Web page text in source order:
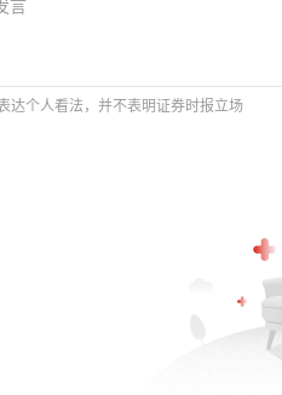
言
达个人看法，并不表明证券时报立场